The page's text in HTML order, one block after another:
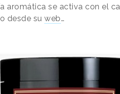
aromática se activa con el
desde su web…